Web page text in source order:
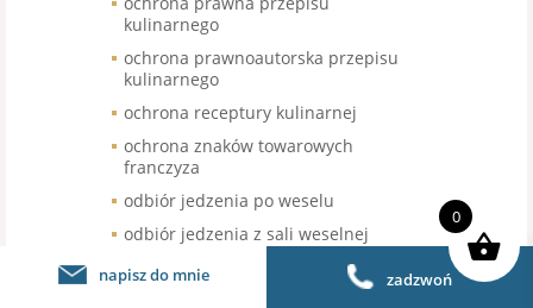
kulinarnego
ochrona prawnoautorska przepisu
kulinarnego
ochrona receptury kulinarnej
ochrona znaków towarowych
franczyza
odbiór jedzenia po weselu
odbiór jedzenia z sali weselnej
odbiór nieskonsumowanego jedzenia
po weselu
napisz do mnie zadzwoń
0